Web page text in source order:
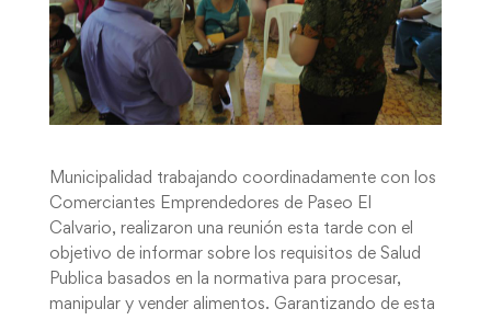
Municipalidad trabajando coordinadamente con los
Comerciantes Emprendedores de Paseo El
Calvario, realizaron una reunión esta tarde con el
objetivo de informar sobre los requisitos de Salud
Publica basados en la normativa para procesar,
manipular y vender alimentos. Garantizando de esta